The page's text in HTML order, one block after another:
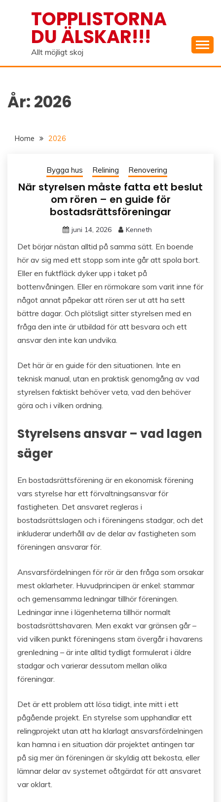
TOPPLISTORNA
DU ÄLSKAR!!!
Allt möjligt skoj
År: 2026
Home 2026
Bygga hus Relining Renovering
När styrelsen måste fatta ett beslut
om rören – en guide för
bostadsrättsföreningar
juni 14, 2026 Kenneth
Det börjar nästan alltid på samma sätt. En boende
hör av sig med ett stopp som inte går att spola bort.
Eller en fuktfläck dyker upp i taket på
bottenvåningen. Eller en rörmokare som varit inne för
något annat påpekar att rören ser ut att ha sett
bättre dagar. Och plötsligt sitter styrelsen med en
fråga den inte är utbildad för att besvara och ett
ansvar den inte kan undvika.
Det här är en guide för den situationen. Inte en
teknisk manual, utan en praktisk genomgång av vad
styrelsen faktiskt behöver veta, vad den behöver
göra och i vilken ordning.
Styrelsens ansvar – vad lagen
säger
En bostadsrättsförening är en ekonomisk förening
vars styrelse har ett förvaltningsansvar för
fastigheten. Det ansvaret regleras i
bostadsrättslagen och i föreningens stadgar, och det
inkluderar underhåll av de delar av fastigheten som
föreningen ansvarar för.
Ansvarsfördelningen för rör är den fråga som orsakar
mest oklarheter. Huvudprincipen är enkel: stammar
och gemensamma ledningar tillhör föreningen.
Ledningar inne i lägenheterna tillhör normalt
bostadsrättshavaren. Men exakt var gränsen går –
vid vilken punkt föreningens stam övergår i havarens
grenledning – är inte alltid tydligt formulerat i äldre
stadgar och varierar dessutom mellan olika
föreningar.
Det är ett problem att lösa tidigt, inte mitt i ett
pågående projekt. En styrelse som upphandlar ett
relingprojekt utan att ha klarlagt ansvarsfördelningen
kan hamna i en situation där projektet antingen tar
på sig mer än föreningen är skyldig att bekosta, eller
lämnar delar av systemet oåtgärdat för att ansvaret
var oklart.